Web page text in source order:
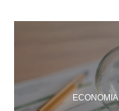
ECONOMIA